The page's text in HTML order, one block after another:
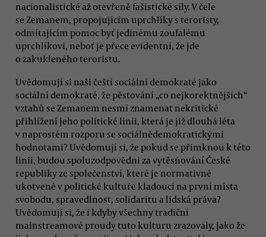
nacionalistické až otevřeně fašistické síly. V čele
se Zemanem, propojujícím uprchlíky s teroristy,
odmítajícím pomoc byť jedinému zoufalému
uprchlíkovi, neboť je přece evidentní, že jde
o zakukleného teroristu.
Uvědomují si naši čeští sociální demokraté jako
sociální demokraté, že pěstování „co nejkorektnějších“
vztahů se Zemanem nesmí znamenat nekritické
přihlížení jeho politické linii, která je již dlouhá léta
v naprostém rozporu se sociálnědemokratickými
hodnotami? Uvědomují si, že pokud se přimknou k této
linii, budou spoluzodpovědni za vytěsňování České
republiky ze společenství, které je normativně
ukotvené v politické kultuře kladoucí na první místa
svobodu, spravedlnost, solidaritu a lidská práva?
Uvědomují si, že i kdyby všechny tradiční
mainstreamové proudy tuto kulturu zrazovaly, jako že